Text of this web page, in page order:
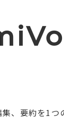
、要約を1つ